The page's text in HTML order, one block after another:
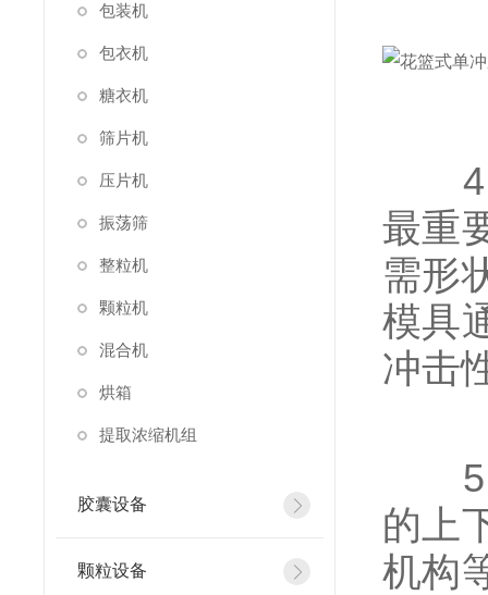
包装机
包衣机
糖衣机
筛片机
压片机
振荡筛
整粒机
颗粒机
混合机
烘箱
提取浓缩机组
胶囊设备
颗粒设备
4、
最重
需形
模具
冲击
5、
的上
机构